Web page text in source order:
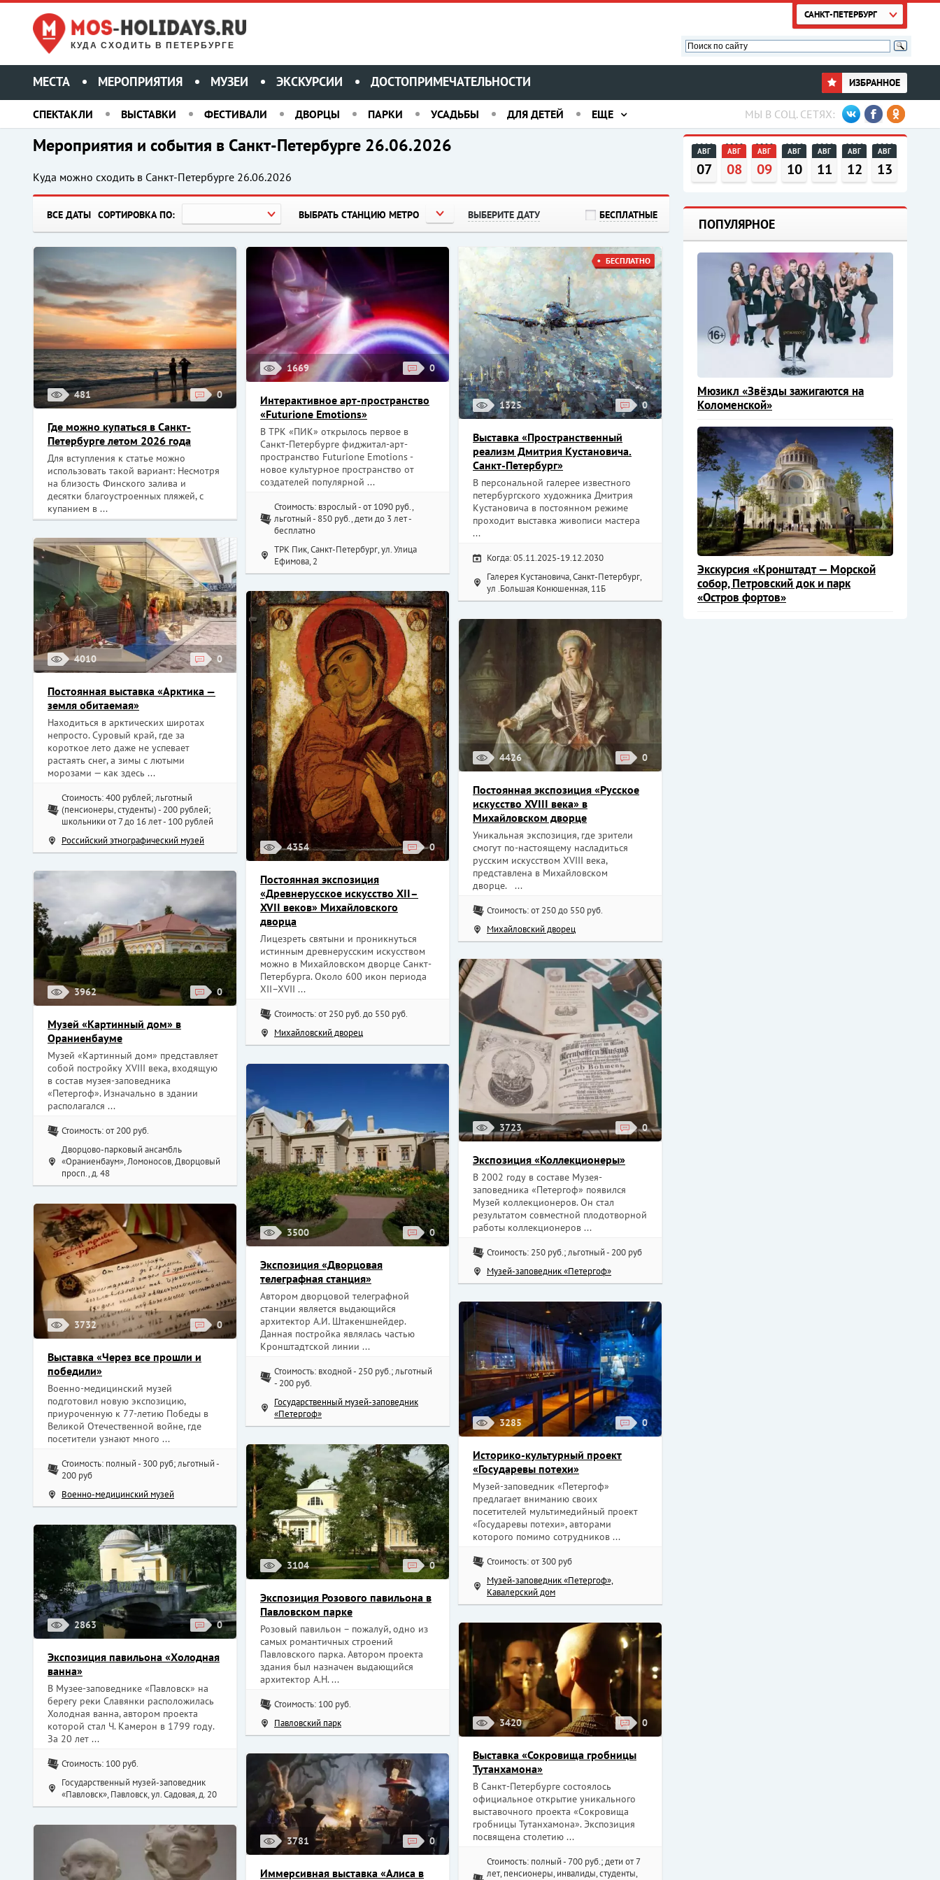
КУДА СХОДИТЬ В ПЕТЕРБУРГЕ
САНКТ-ПЕТЕРБУРГ
МЕСТА МЕРОПРИЯТИЯ МУЗЕИ ЭКСКУРСИИ ДОСТОПРИМЕЧАТЕЛЬНОСТИ ИЗБРАННОЕ
СПЕКТАКЛИ ВЫСТАВКИ ФЕСТИВАЛИ ДВОРЦЫ ПАРКИ УСАДЬБЫ ДЛЯ ДЕТЕЙ ЕЩЕ МЫ В СОЦ. СЕТЯХ:
Мероприятия и события в Санкт-Петербурге 26.06.2026
Куда можно сходить в Санкт-Петербурге 26.06.2026
ВСЕ ДАТЫ СОРТИРОВКА ПО: ВЫБРАТЬ СТАНЦИЮ МЕТРО ВЫБЕРИТЕ ДАТУ БЕСПЛАТНЫЕ
481 0
Где можно купаться в Санкт-
Петербурге летом 2026 года
Для вступления к статье можно
использовать такой вариант: Несмотря
на близость Финского залива и
десятки благоустроенных пляжей, с
купанием в ...
1669 0
Интерактивное арт-пространство
«Futurione Emotions»
В ТРК «ПИК» открылось первое в
Санкт-Петербурге фиджитал-арт-
пространство Futurione Emotions -
новое культурное пространство от
создателей популярной ...
Стоимость: взрослый - от 1090 руб.,
льготный - 850 руб., дети до 3 лет -
бесплатно
ТРК Пик, Санкт-Петербург, ул. ​Улица
Ефимова, 2
1325 0
БЕСПЛАТНО
Выставка «Пространственный
реализм Дмитрия Кустановича.
Санкт-Петербург»
В персональной галерее известного
петербургского художника Дмитрия
Кустановича в постоянном режиме
проходит выставка живописи мастера
...
Когда: 05.11.2025-19.12.2030
Галерея Кустановича, Санкт-Петербург,
ул .Большая Конюшенная, 11Б
4010 0
Постоянная выставка «Арктика —
земля обитаемая»
Находиться в арктических широтах
непросто. Суровый край, где за
короткое лето даже не успевает
растаять снег, а зимы с лютыми
морозами — как здесь ...
Стоимость: 400 рублей; льготный
(пенсионеры, студенты) - 200 рублей;
школьники от 7 до 16 лет - 100 рублей
Российский этнографический музей
4354 0
Постоянная экспозиция
«Древнерусское искусство XII–
XVII веков» Михайловского
дворца
Лицезреть святыни и проникнуться
истинным древнерусским искусством
можно в Михайловском дворце Санкт-
Петербурга. Около 600 икон периода
XII–XVII ...
Стоимость: от 250 руб. до 550 руб.
Михайловский дворец
4426 0
Постоянная экспозиция «Русское
искусство XVIII века» в
Михайловском дворце
Уникальная экспозиция, где зрители
смогут по-настоящему насладиться
русским искусством XVIII века,
представлена в Михайловском
дворце. ...
Стоимость: от 250 до 550 руб.
Михайловский дворец
3962 0
Музей «Картинный дом» в
Ораниенбауме
Музей «Картинный дом» представляет
собой постройку XVIII века, входящую
в состав музея-заповедника
«Петергоф». Изначально в здании
располагался ...
Стоимость: от 200 руб.
Дворцово-парковый ансамбль
«Ораниенбаум», Ломоносов, Дворцовый
просп., д. 48
3723 0
Экспозиция «Коллекционеры»
В 2002 году в составе Музея-
заповедника «Петергоф» появился
Музей коллекционеров. Он стал
результатом совместной плодотворной
работы коллекционеров ...
Стоимость: 250 руб.; льготный - 200 руб
Музей-заповедник «Петергоф»
3500 0
Экспозиция «Дворцовая
телеграфная станция»
Автором дворцовой телеграфной
станции является выдающийся
архитектор А.И. Штакеншнейдер.
Данная постройка являлась частью
Кронштадтской линии ...
Стоимость: входной - 250 руб.; льготный
- 200 руб.
Государственный музей-заповедник
«Петергоф»
3732 0
Выставка «Через все прошли и
победили»
Военно-медицинский музей
подготовил новую экспозицию,
приуроченную к 77-летию Победы в
Великой Отечественной войне, где
посетители узнают много ...
Стоимость: полный - 300 руб; льготный -
200 руб
Военно-медицинский музей
3285 0
Историко-культурный проект
«Государевы потехи»
Музей-заповедник «Петергоф»
предлагает вниманию своих
посетителей мультимедийный проект
«Государевы потехи», авторами
которого помимо сотрудников ...
Стоимость: от 300 руб
Музей-заповедник «Петергоф»,
Кавалерский дом
3104 0
Экспозиция Розового павильона в
Павловском парке
Розовый павильон – пожалуй, одно из
самых романтичных строений
Павловского парка. Автором проекта
здания был назначен выдающийся
архитектор А.Н. ...
Стоимость: 100 руб.
Павловский парк
2863 0
Экспозиция павильона «Холодная
ванна»
В Музее-заповеднике «Павловск» на
берегу реки Славянки расположилась
Холодная ванна, автором проекта
которой стал Ч. Камерон в 1799 году.
За 20 лет ...
Стоимость: 100 руб.
Государственный музей-заповедник
«Павловск», Павловск, ул. Садовая, д. 20
3420 0
Выставка «Сокровища гробницы
Тутанхамона»
В Санкт-Петербурге состоялось
официальное открытие уникального
выставочного проекта «Сокровища
гробницы Тутанхамона». Экспозиция
посвящена столетию ...
Стоимость: полный - 700 руб.; дети от 7
лет, пенсионеры, инвалиды, студенты,
3781 0
Иммерсивная выставка «Алиса в
АВГ
07
АВГ
08
АВГ
09
АВГ
10
АВГ
11
АВГ
12
АВГ
13
ПОПУЛЯРНОЕ
Мюзикл «Звёзды зажигаются на
Коломенской»
Экскурсия «Кронштадт — Морской
собор, Петровский док и парк
«Остров фортов»